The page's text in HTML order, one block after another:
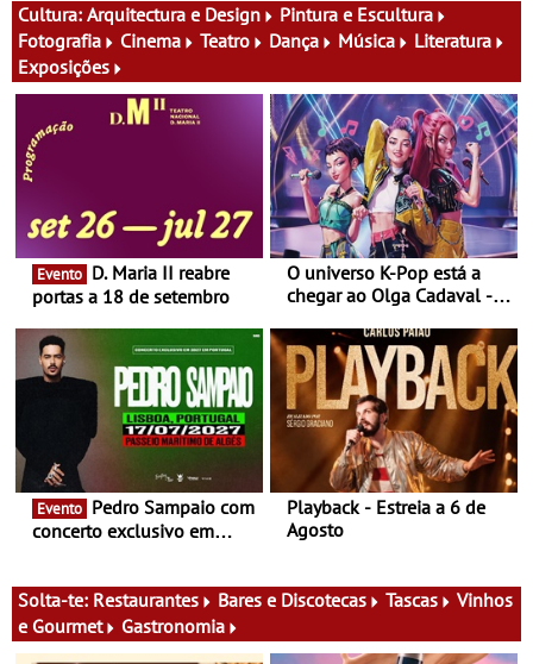
atividades para toda a
família e muito mais
Festas decorrem entre 8 e
16 de agosto
Cultura: Arquitectura e Design
Pintura e Escultura
Fotografia
Cinema Teatro Dança Música
Literatura
Exposições
Evento
portas a 18 de setembro
O universo K-Pop está a
chegar ao Olga Cadaval - A
Evento
concerto exclusivo em
Playback - Estreia a 6 de
Agosto
Solta-te: Restaurantes Bares e Discotecas Tascas
Vinhos
e Gourmet
Gastronomia